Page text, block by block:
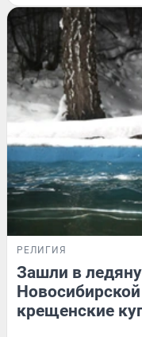
РЕЛИГИЯ
Зашли в
крещенские